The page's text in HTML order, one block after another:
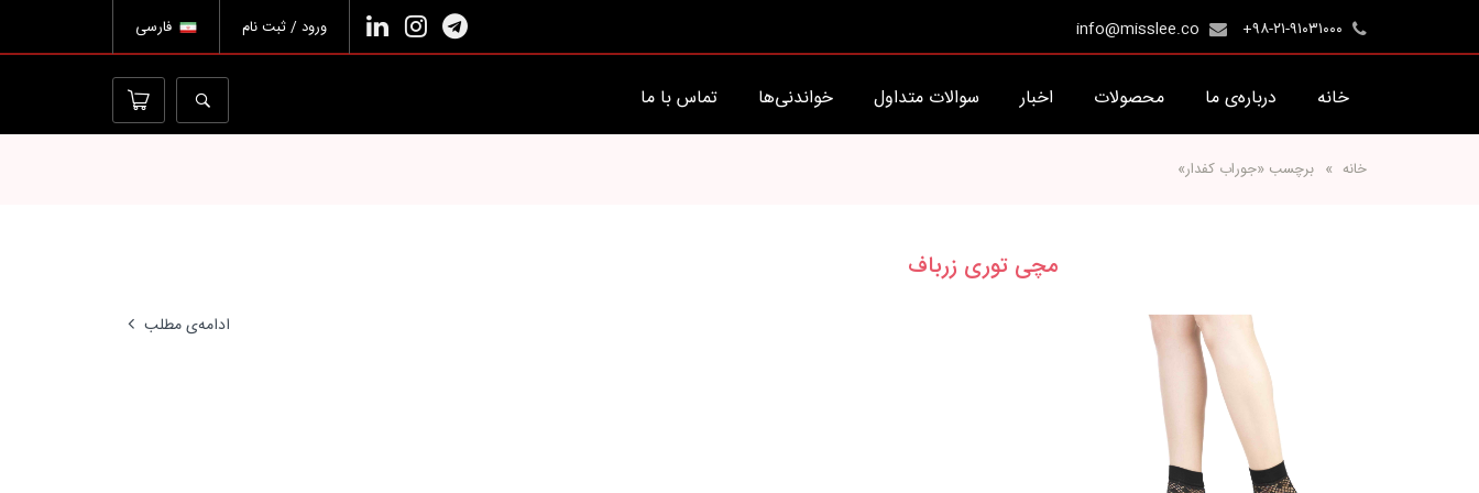
+۹۸-۲۱-۹۱۰۳۱۰۰۰ فارسی ورود / ثبت نام
خانه درباره‌ی ما محصولات اخبار سوالات متداول خواندنی‌ها تماس با ما
خانه برچسب «جوراب کفدار»
مچی توری زرباف
ادامه‌ی مطلب